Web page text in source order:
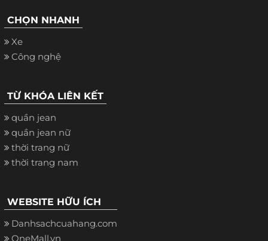
CHỌN NHANH
Xe
Công nghệ
TỪ KHÓA LIÊN KẾT
quần jean
quần jean nữ
thời trang nữ
thời trang nam
WEBSITE HỮU ÍCH
Danhsachcuahang.com
OneMall.vn